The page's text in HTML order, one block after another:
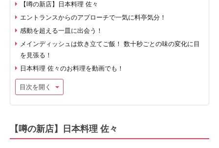
【噂の新店】日本料理 佐々
エントランスからのアプローチで一気に料亭気分！
感動を超える一皿に出会う！
メインディッシュは炊き立てご飯！ 数十秒ごとの味の変化に目
を見張る！
日本料理 佐々のお料理を動画でも！
目次を開く
【噂の新店】日本料理 佐々